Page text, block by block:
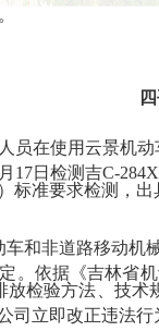
在使用云景机动
17日检测吉C-
标准要求检测，
非道路移动机
。依据《吉林省
检验方法、技
司立即改正违法